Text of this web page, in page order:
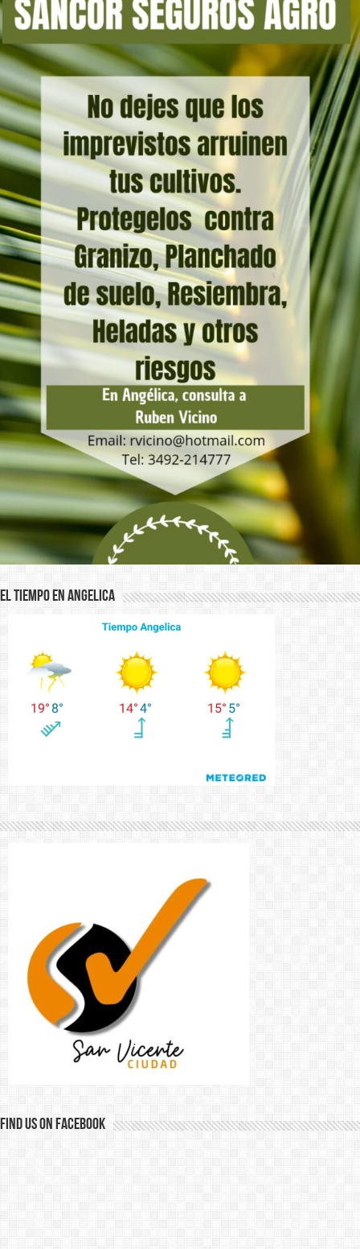
El Tiempo en Angelica
Find us on Facebook